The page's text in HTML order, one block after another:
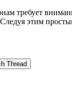
требует
этим